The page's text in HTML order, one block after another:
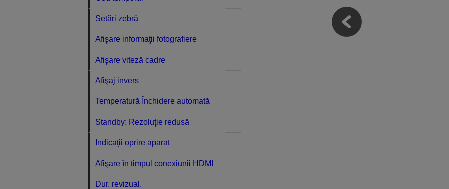
Setări zebră
Afişare informaţii fotografiere
Afişare viteză cadre
Afişaj invers
Temperatură Închidere automată
Standby: Rezoluţie redusă
Indicaţii oprire aparat
Afişare în timpul conexiunii HDMI
Dur. revizual.